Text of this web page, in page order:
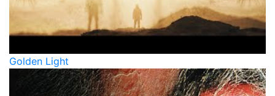
Golden Light